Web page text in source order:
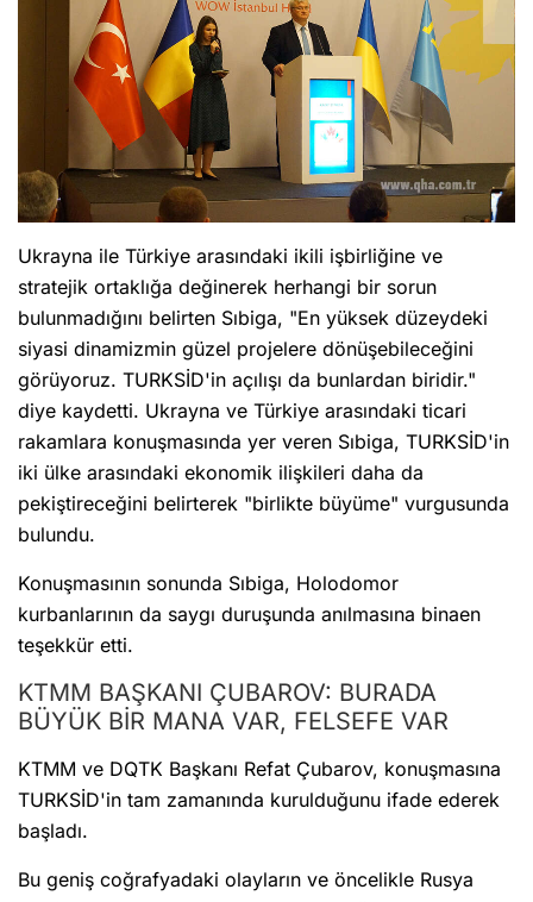
Ukrayna ile Türkiye arasındaki ikili işbirliğine ve
stratejik ortaklığa değinerek herhangi bir sorun
bulunmadığını belirten Sıbiga, "En yüksek düzeydeki
siyasi dinamizmin güzel projelere dönüşebileceğini
görüyoruz. TURKSİD'in açılışı da bunlardan biridir."
diye kaydetti. Ukrayna ve Türkiye arasındaki ticari
rakamlara konuşmasında yer veren Sıbiga, TURKSİD'in
iki ülke arasındaki ekonomik ilişkileri daha da
pekiştireceğini belirterek "birlikte büyüme" vurgusunda
bulundu.
Konuşmasının sonunda Sıbiga, Holodomor
kurbanlarının da saygı duruşunda anılmasına binaen
teşekkür etti.
KTMM BAŞKANI ÇUBAROV: BURADA
BÜYÜK BİR MANA VAR, FELSEFE VAR
KTMM ve DQTK Başkanı Refat Çubarov, konuşmasına
TURKSİD'in tam zamanında kurulduğunu ifade ederek
başladı.
Bu geniş coğrafyadaki olayların ve öncelikle Rusya